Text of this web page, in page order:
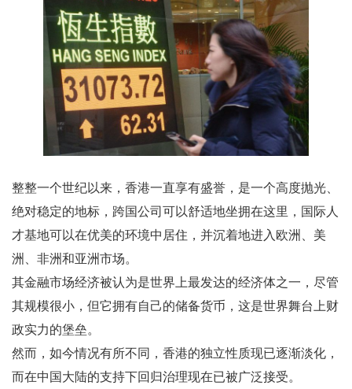
整整一个世纪以来，香港一直享有盛誉，是一个高度抛光、
绝对稳定的地标，跨国公司可以舒适地坐拥在这里，国际人
才基地可以在优美的环境中居住，并沉着地进入欧洲、美
洲、非洲和亚洲市场。
其金融市场经济被认为是世界上最发达的经济体之一，尽管
其规模很小，但它拥有自己的储备货币，这是世界舞台上财
政实力的堡垒。
然而，如今情况有所不同，香港的独立性质现已逐渐淡化，
而在中国大陆的支持下回归治理现在已被广泛接受。